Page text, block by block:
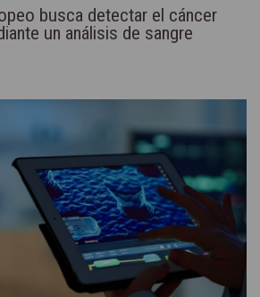
busca detectar el cáncer
un análisis de sangre